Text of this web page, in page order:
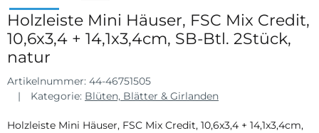
Holzleiste Mini Häuser, FSC Mix Credit,
10,6x3,4 + 14,1x3,4cm, SB-Btl. 2Stück,
natur
Artikelnummer: 44-46751505
Kategorie: Blüten, Blätter & Girlanden
Holzleiste Mini Häuser, FSC Mix Credit, 10,6x3,4 + 14,1x3,4cm,